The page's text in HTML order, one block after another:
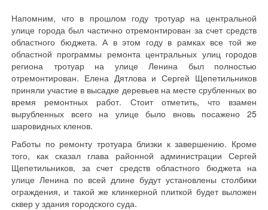
Напомним, что в прошлом году тротуар на центральной
улице города был частично отремонтирован за счет средств
областного бюджета. А в этом году в рамках все той же
областной программы ремонта центральных улиц городов
региона тротуар на улице Ленина был полностью
отремонтирован. Елена Дятлова и Сергей Щепетильников
приняли участие в высадке деревьев на месте срубленных во
время ремонтных работ. Стоит отметить, что взамен
вырубленных всего на улице было вновь посажено 25
шаровидных кленов.
Работы по ремонту тротуара близки к завершению. Кроме
того, как сказал глава районной администрации Сергей
Щепетильников, за счет средств областного бюджета на
улице Ленина по всей длине будут установлены столбики
ограждения, и такой же клинкерной плиткой будет выложен
сквер у здания городского суда.